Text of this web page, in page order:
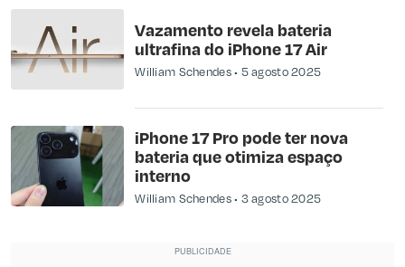
Vazamento revela bateria
ultrafina do iPhone 17 Air
William Schendes 5 agosto 2025
iPhone 17 Pro pode ter nova
bateria que otimiza espaço
interno
William Schendes 3 agosto 2025